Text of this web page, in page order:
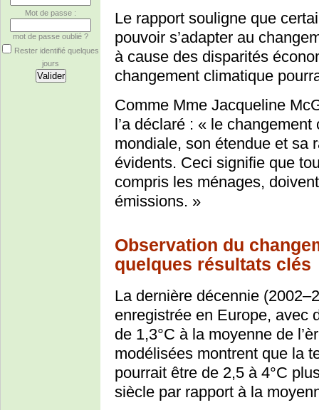
Mot de passe :
mot de passe oublié ?
Rester identifié quelques
jours
Le rapport souligne que
pouvoir s’adapter au
à cause des disparités
changement climatique
Comme Mme Jacqueline
l’a déclaré : « le
mondiale, son étendue et sa
évidents. Ceci signifie que
compris les ménages,
émissions. »
Observation du
quelques résultats clés
La dernière décennie
enregistrée en Europe, avec
de 1,3°C à la moyenne de
modélisées montrent que la
pourrait être de 2,5 à 4°C
siècle par rapport à la